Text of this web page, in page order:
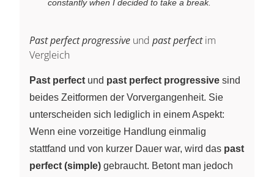
constantly when I decided to take a break.
Past perfect progressive und past perfectim
Vergleich
Past perfect und past perfect progressive sind
beides Zeitformen der Vorvergangenheit. Sie
unterscheiden sich lediglich in einem Aspekt:
Wenn eine vorzeitige Handlung einmalig
stattfand und von kurzer Dauer war, wird das past
perfect (simple) gebraucht. Betont man jedoch